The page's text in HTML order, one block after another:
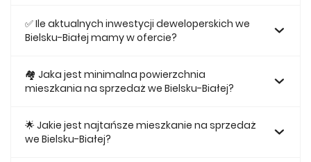
we Bielsku-Białej.
✅ Ile aktualnych inwestycji deweloperskich we
Bielsku-Białej mamy w ofercie?
we Bielsku-Białej.
🏘 Jaka jest minimalna powierzchnia
mieszkania na sprzedaż we Bielsku-Białej?
Białej jest 31,53.
🌟 Jakie jest najtańsze mieszkanie na sprzedaż
we Bielsku-Białej?